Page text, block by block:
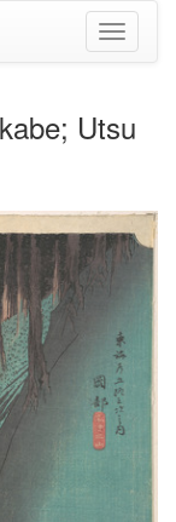
ナ
ビ
シ
切
り
替
Utsu